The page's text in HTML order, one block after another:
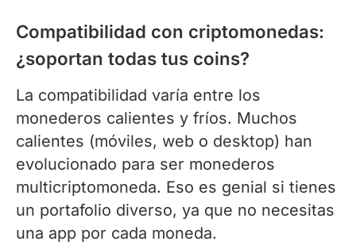
Compatibilidad con criptomonedas:
¿soportan todas tus coins?
La compatibilidad varía entre los
monederos calientes y fríos. Muchos
calientes (móviles, web o desktop) han
evolucionado para ser monederos
multicriptomoneda. Eso es genial si tienes
un portafolio diverso, ya que no necesitas
una app por cada moneda.